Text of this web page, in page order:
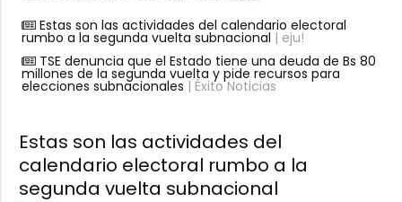
Estas son las actividades del calendario electoral
rumbo a la segunda vuelta subnacional | eju!
TSE denuncia que el Estado tiene una deuda de Bs 80
millones de la segunda vuelta y pide recursos para
elecciones subnacionales | Éxito Noticias
Estas son las actividades del
calendario electoral rumbo a la
segunda vuelta subnacional